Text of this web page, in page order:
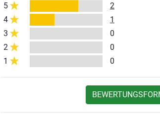
5
2
4
1
3
0
2
0
1
0